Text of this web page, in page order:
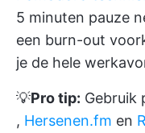
5 minuten pauze
een burn-out
je de hele
💡Pro tip: Gebruik
, Hersenen.fm en